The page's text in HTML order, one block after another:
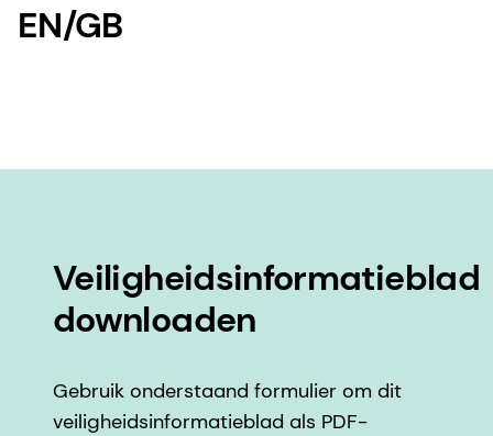
EN/GB
Veiligheidsinformatieblad
downloaden
Gebruik onderstaand formulier om dit
veiligheidsinformatieblad als PDF-